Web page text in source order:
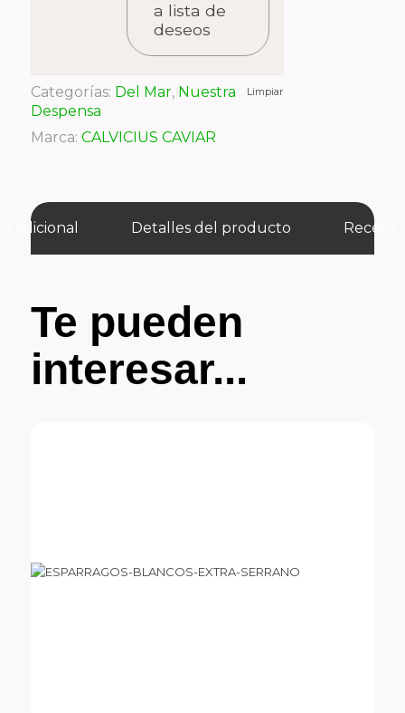
Limpiar
a lista de
deseos
Categorías: Del Mar, Nuestra
Despensa
Marca: CALVICIUS CAVIAR
adicional Detalles del producto Receta
Te pueden
interesar...